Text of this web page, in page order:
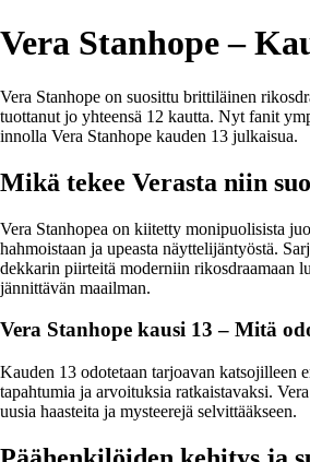
Vera Stanhope –
Vera Stanhope on suosittu brittiläinen
tuottanut jo yhteensä 12 kautta. Nyt fanit
innolla Vera Stanhope kauden 13 julkaisua.
Mikä tekee Verasta niin
Vera Stanhopea on kiitetty monipuolisista
hahmoistaan ja upeasta näyttelijäntyöstä.
dekkarin piirteitä moderniin rikosdraamaan
jännittävän maailman.
Vera Stanhope kausi 13 – Mitä
Kauden 13 odotetaan tarjoavan katsojilleen
tapahtumia ja arvoituksia ratkaistavaksi.
uusia haasteita ja mysteerejä selvittääkseen.